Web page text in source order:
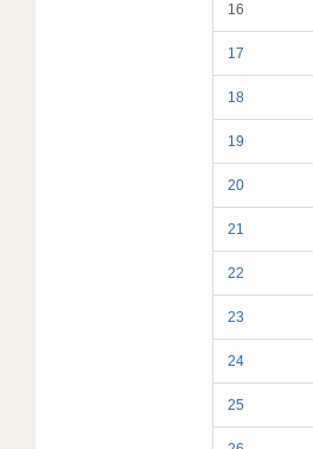
16
17
18
19
20
21
22
23
24
25